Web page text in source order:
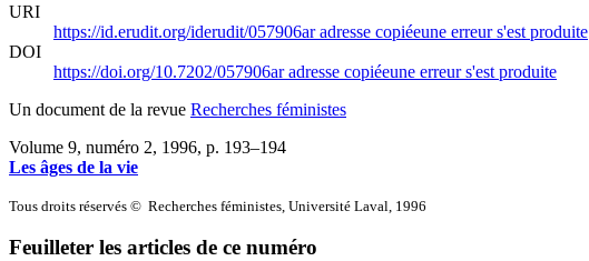
URI
https://id.erudit.org/iderudit/057906aradresse copiéeune erreur s'est produite
DOI
https://doi.org/10.7202/057906aradresse copiéeune erreur s'est produite
Un document de la revue Recherches féministes
Volume 9, numéro 2, 1996, p. 193–194
Les âges de la vie
Tous droits réservés © Recherches féministes, Université Laval, 1996
Feuilleter les articles de ce numéro